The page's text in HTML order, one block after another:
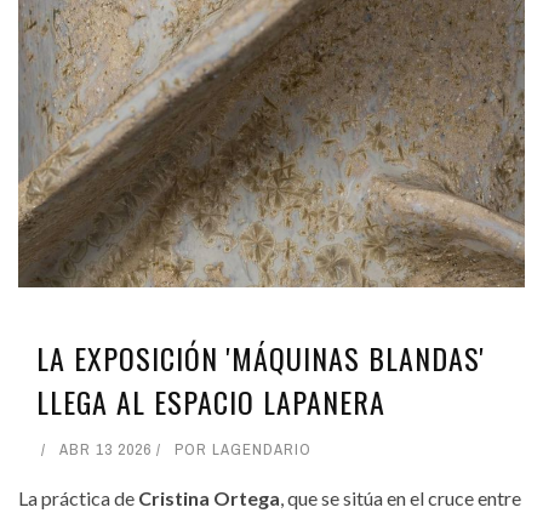
LA EXPOSICIÓN 'MÁQUINAS BLANDAS'
LLEGA AL ESPACIO LAPANERA
ABR 13 2026 POR LAGENDARIO
La práctica de Cristina Ortega , que se sitúa en el cruce entre